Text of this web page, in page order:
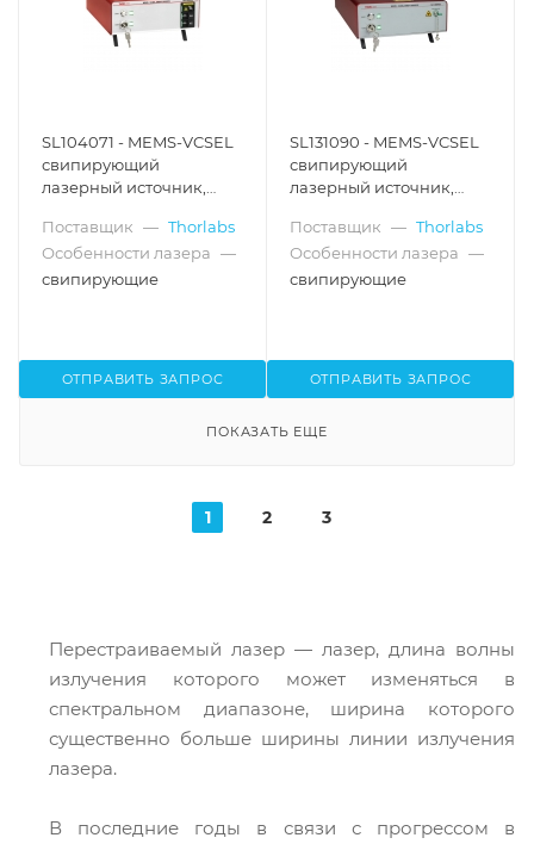
SL104071 - MEMS-VCSEL
свипирующий
лазерный источник,
качания частоты: 400
кГц, интерферометр
Маха-Цендера: 8 мм,
Поставщик — Thorlabs
Особенности лазера —
свипирующие
ОТПРАВИТЬ ЗАПРОС
SL131090 - MEMS-VCSEL
свипирующий
лазерный источник,
качания частоты: 100
кГц, Thorlabs
Поставщик — Thorlabs
Особенности лазера —
свипирующие
ОТПРАВИТЬ ЗАПРОС
ПОКАЗАТЬ ЕЩЕ
1 2 3
Перестраиваемый лазер — лазер, длина волны
излучения которого может изменяться в
спектральном диапазоне, ширина которого
существенно больше ширины линии излучения
лазера.
В последние годы в связи с прогрессом в